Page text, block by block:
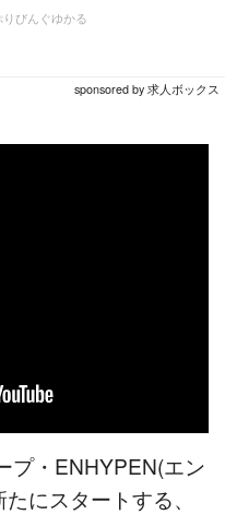
びんぐゆかる
sponsored by 求人ボックス
プ・ENHYPEN(エン
にスタートする、